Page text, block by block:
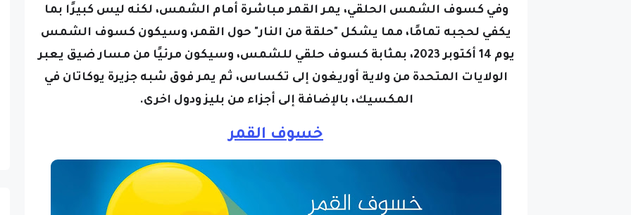
وفي كسوف الشمس الحلقي، يمر القمر مباشرة أمام الشمس، لكنه ليس كبيرًا بما
يكفي لحجبه تمامًا، مما يشكل "حلقة من النار" حول القمر، وسيكون كسوف الشمس
يوم 14 أكتوبر 2023، بمثابة كسوف حلقي للشمس، وسيكون مرئيًا من مسار ضيق يعبر
الولايات المتحدة من ولاية أوريغون إلى تكساس، ثم يمر فوق شبه جزيرة يوكاتان في
المكسيك، بالإضافة إلى أجزاء من بليز ودول اخرى.
خسوف القمر